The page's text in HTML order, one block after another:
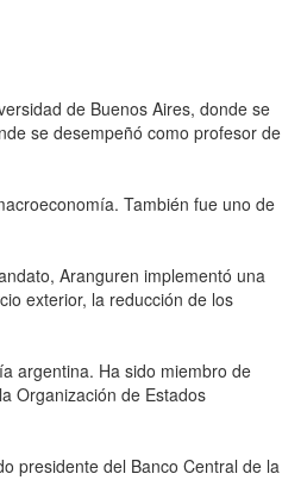
de Buenos Aires, donde se
se desempeñó como profesor de
También fue uno de
Aranguren implementó una
exterior, la reducción de los
argentina. Ha sido miembro de
Organización de Estados
presidente del Banco Central de la